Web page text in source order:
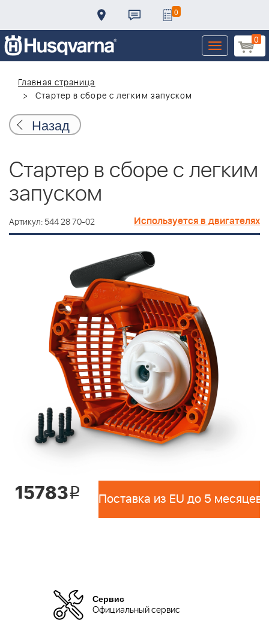
0
0
Toggle
navigation
Главная страница
Стартер в сборе с легким запуском
Назад
Стартер в сборе с легким
запуском
Артикул: 544 28 70-02 Используется в двигателях
15783i Поставка из EU до 5 месяцев
Сервис
Официальный сервис